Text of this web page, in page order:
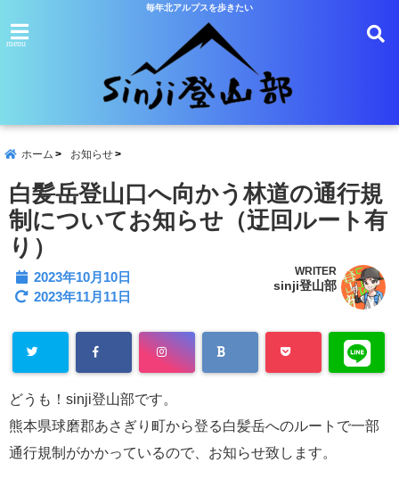
毎年北アルプスを歩きたい
menu
ホーム お知らせ
白髪岳登山口へ向かう林道の通行規
制についてお知らせ（迂回ルート有
り）
2023年10月10日
2023年11月11日
WRITER
sinji登山部
どうも！sinji登山部です。
熊本県球磨郡あさぎり町から登る白髪岳へのルートで一部
通行規制がかかっているので、お知らせ致します。